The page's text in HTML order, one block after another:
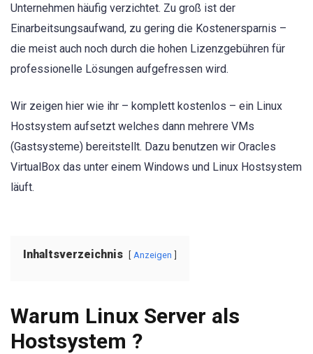
Unternehmen häufig verzichtet. Zu groß ist der
Einarbeitsungsaufwand, zu gering die Kostenersparnis –
die meist auch noch durch die hohen Lizenzgebühren für
professionelle Lösungen aufgefressen wird.
Wir zeigen hier wie ihr – komplett kostenlos – ein Linux
Hostsystem aufsetzt welches dann mehrere VMs
(Gastsysteme) bereitstellt. Dazu benutzen wir Oracles
VirtualBox das unter einem Windows und Linux Hostsystem
läuft.
Inhaltsverzeichnis Anzeigen
Warum Linux Server als
Hostsystem ?